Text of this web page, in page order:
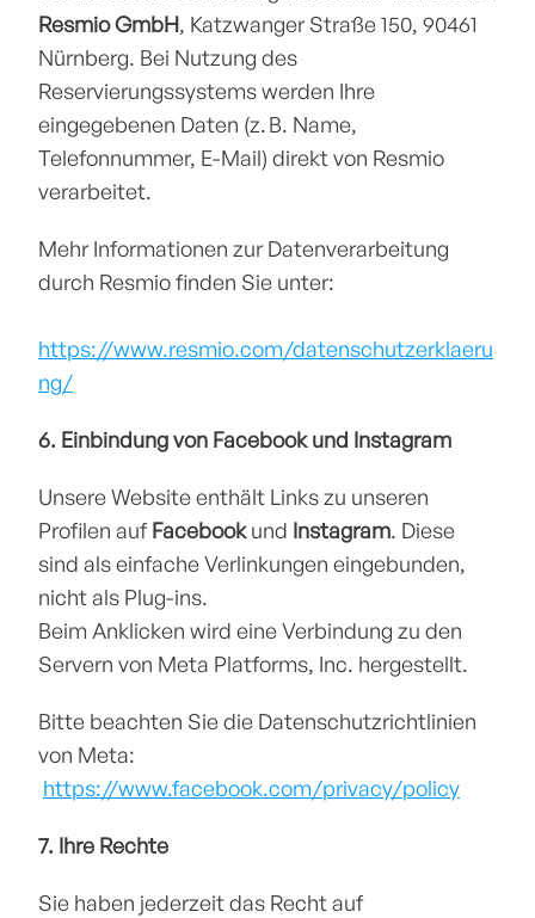
Resmio GmbH, Katzwanger Straße 150, 90461
Nürnberg. Bei Nutzung des
Reservierungssystems werden Ihre
eingegebenen Daten (z. B. Name,
Telefonnummer, E-Mail) direkt von Resmio
verarbeitet.
Mehr Informationen zur Datenverarbeitung
durch Resmio finden Sie unter:
https://www.resmio.com/datenschutzerklaeru
ng/
6. Einbindung von Facebook und Instagram
Unsere Website enthält Links zu unseren
Profilen auf Facebook und Instagram. Diese
sind als einfache Verlinkungen eingebunden,
nicht als Plug-ins.
Beim Anklicken wird eine Verbindung zu den
Servern von Meta Platforms, Inc. hergestellt.
Bitte beachten Sie die Datenschutzrichtlinien
von Meta:
https://www.facebook.com/privacy/policy
7. Ihre Rechte
Sie haben jederzeit das Recht auf